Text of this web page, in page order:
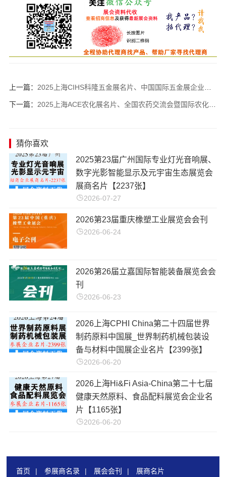
上一篇： 2025上海CIHS科隆五金展名片、中国国际五金展企业名片【1450张】
下一篇： 2025上海ACE农化展名片、全国农药交流会暨国际农化产品展览会企业名片【1223张】农药肥料药化肥
猜你喜欢
2025第23届广州国际专业灯光音响展、
数字光影智能显示及元宇宙生态展览会
展商名片【2237张】
2026-07-27
2026第23届重庆橡塑工业展览会会刊
2026-06-24
​2026第26届立嘉国际智能装备展览会会
刊
2026-06-23
2026上海CPHI China第二十四届世界
制药原料中国展_世界制药机械包装设
备与材料中国展企业名片【2399张】
2026-06-20
2026上海Hi&Fi Asia-China第二十七届
健康天然原料、食品配料展览会企业名
片【1165张】
2026-06-20
首页 | 参展商名录 | 展会会刊 | 展商名片